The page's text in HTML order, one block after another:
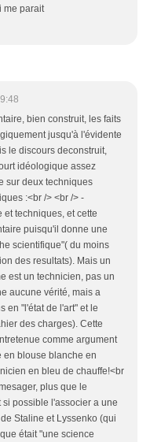
me parait
bien construit, les faits
jusqu'à l'évidente
le discours deconstruit,
idéologique assez
sur deux techniques
:<br /> <br /> -
techniques, et cette
puisqu'il donne une
scientifique"( du moins
des resultats). Mais un
est un technicien, pas un
aucune vérité, mais a
en "l'état de l'art" et le
des charges). Cette
comme argument
en blouse blanche en
en bleu de chauffe!<br
plus que le
possible l'associer a une
Staline et Lyssenko (qui
était "une science